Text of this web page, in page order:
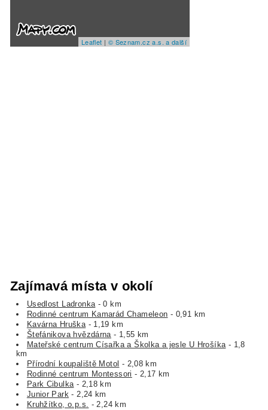
Leaflet | © Seznam.cz a.s. a další
Zajímavá místa v okolí
Usedlost Ladronka- 0 km
Rodinné centrum Kamarád Chameleon - 0,91 km
Kavárna Hruška- 1,19 km
Štefánikova hvězdárna- 1,55 km
Mateřské centrum Císařka a Školka a jesle U Hrošíka- 1,8
km
Přírodní koupaliště Motol - 2,08 km
Rodinné centrum Montessori - 2,17 km
Park Cibulka- 2,18 km
Junior Park - 2,24 km
Kruhžítko, o.p.s. - 2,24 km